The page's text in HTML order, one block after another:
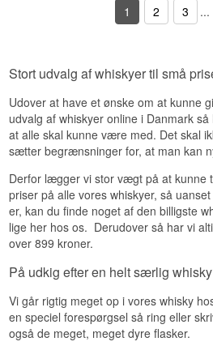
ABV: 52%
Størrelse: 70 CL
Naturlig farve: Ja
Destilleret:
Antal flasker: 275
Edition: Curators
Smagsprofil
Højt. Fireogtredive
oplag på 275
Vidste du at?
Et puncheon
ligesom et butt,
Formen giver et
væske, og fadtypen
mørk chokolade og
Bourbonfadets
antydning af
røgethed.
Specifikationer
Års Jubilæum
Destilleri:
Aftapper: Juuls
Region/Land:
Type:
ABV: 44,1 %
Størrelse: 70 CL
genfyldt
Aftappet: Januar
Antal flasker: 108
Springbank er
med sænket
tilbage.
Skotland, der
flasker på
80 % bourbon, 10
dette en tidlig del
blive en fast,
Smagsnoter
Næse
Tørret ananas og
under det hele.
Smag
Karamelliseret
konsistens, der
1 2 3 ...
Stort udvalg af whiskyer til små
Udover at have et ønske om at kunne
udvalg af whiskyer online i Danmark
at alle skal kunne være med. Det skal
sætter begrænsninger for, at man kan
Derfor lægger vi stor vægt på at kunne
priser på alle vores whiskyer, så
er, kan du finde noget af den billigste
lige her hos os. Derudover så har vi
over 899 kroner.
På udkig efter en helt særlig
Vi går rigtig meget op i vores whisky
en speciel forespørgsel så ring eller
også de meget, meget dyre flasker.